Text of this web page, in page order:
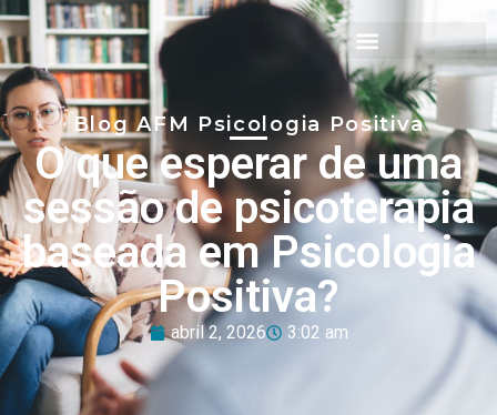
Blog AFM Psicologia Positiva ​
O que esperar de uma
sessão de psicoterapia
baseada em Psicologia
Positiva?
abril 2, 2026 3:02 am